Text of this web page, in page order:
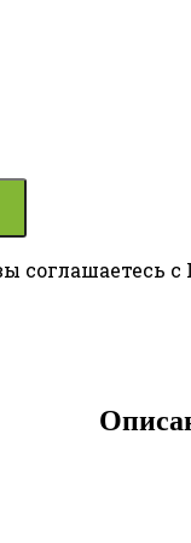
соглашаетесь с